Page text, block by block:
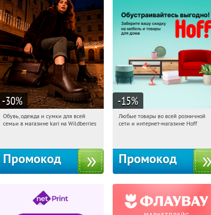
-30%
09:15:33 Получили:
Обувь, одежда и сумки для всей
семьи в магазине kari на Wildberries
Промокод
-15%
09:15:33 Получили:
Любые товары во всей розничной
сети и интернет-магазине Hoff
Промокод